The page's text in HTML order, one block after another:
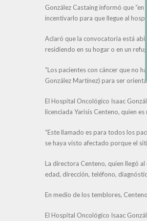
González Castaing informó que
incentivarlo para que llegue al
Aclaró que la convocatoria está
residiendo en su hogar o en un
“Los pacientes con cáncer que no
González Martínez) para ser
El Hospital Oncológico Isaac
licenciada Yarisis Centeno, quien
“Este llamado es para todos los
se haya visto afectado porque el
La directora Centeno, quien llegó
edad, dirección, teléfono,
En medio de los temblores,
El Hospital Oncológico Isaac